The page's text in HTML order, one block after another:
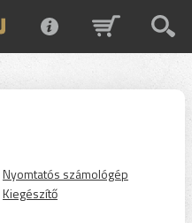
Nyomtatós számológép
Kiegészítő